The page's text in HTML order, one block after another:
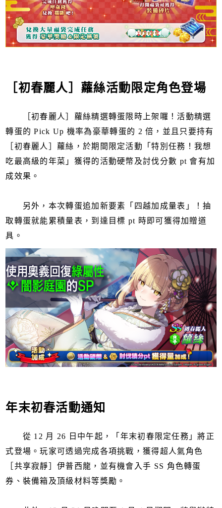
［初春麗人］蘿絲活動限定角色登場
［初春麗人］蘿絲精選轉蛋限時上架囉！活動精選
轉蛋的 Pick Up 機率為豪華轉蛋的 2 倍，並且只要持有
［初春麗人］蘿絲，於期間限定活動「特別任務！我想
吃最高級的年菜」獲得的活動硬幣及討伐分數 pt 會有加
成效果。
另外，本次轉蛋追加新要素「四越加成量表」！抽
取轉蛋就能累積量表，到達目標 pt 時即可獲得加贈道
具。
年末初春活動通知
從 12 月 26 日中午起，「年末初春限定任務」將正
式登場。玩家可透過完成各項挑戰，獲得超人氣角色
［共享寂靜］伊普西龍，並有機會入手 SS 角色轉蛋
券、裝備箱及頂級材料等獎勵。